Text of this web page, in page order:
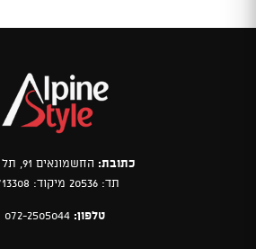
כתובת: החשמונאים 91, תל אביב
תד: 20536 מיקוד: 6713308
טלפון: 072-2505044